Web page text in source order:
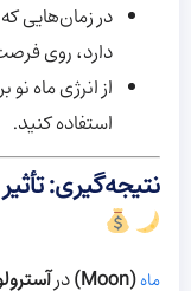
در زمان‌هایی
دارد، روی
از انرژی ماه
استفاده کنید.
نتیجه‌گیری:
ماه(Moon) در